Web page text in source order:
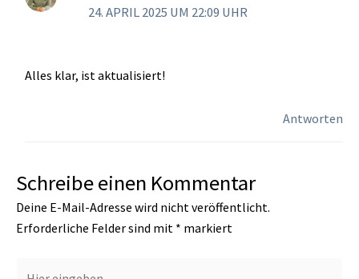
24. APRIL 2025 UM 22:09 UHR
Alles klar, ist aktualisiert!
Antworten
Schreibe einen Kommentar
Deine E-Mail-Adresse wird nicht veröffentlicht.
Erforderliche Felder sind mit * markiert